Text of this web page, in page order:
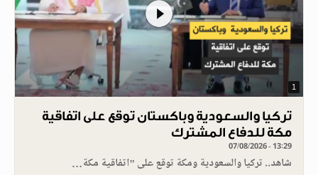
1
تركيا والسعودية وباكستان توقع على اتفاقية
مكة للدفاع المشترك
07/08/2026 - 13:29
شاهد.. تركيا والسعودية ومكة توقع على "اتفاقية مكة…